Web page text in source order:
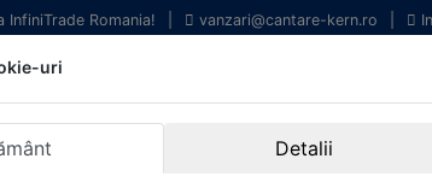
InfiniTrade Romania! vanzari@cantare-kern.ro
profesionale
laborator.
Internationala.
Oriunde in
uri
Detalii